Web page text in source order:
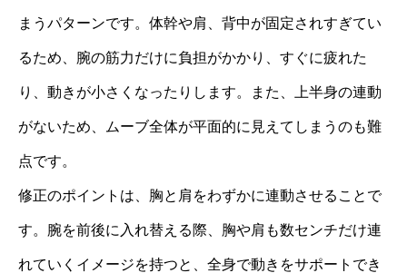
まうパターンです。体幹や肩、背中が固定されすぎてい
るため、腕の筋力だけに負担がかかり、すぐに疲れた
り、動きが小さくなったりします。また、上半身の連動
がないため、ムーブ全体が平面的に見えてしまうのも難
点です。
修正のポイントは、胸と肩をわずかに連動させることで
す。腕を前後に入れ替える際、胸や肩も数センチだけ連
れていくイメージを持つと、全身で動きをサポートでき